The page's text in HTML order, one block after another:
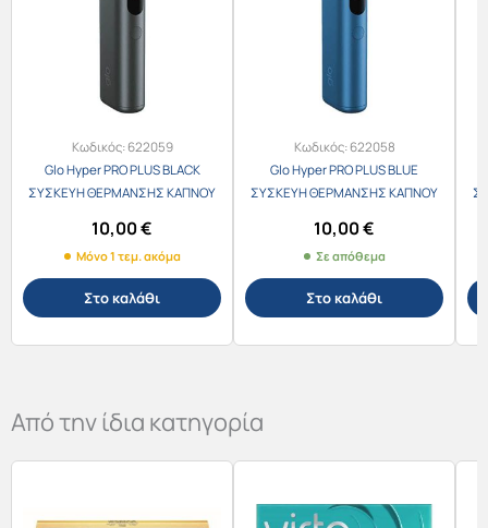
Κωδικός:622059
Glo Hyper PRO PLUS BLACK
ΣΥΣΚΕΥΗ ΘΕΡΜΑΝΣΗΣ ΚΑΠΝΟΥ
10,00€
Μόνο 1 τεμ. ακόμα
Στο καλάθι
Κωδικός:622058
Glo Hyper PRO PLUS BLUE
ΣΥΣΚΕΥΗ ΘΕΡΜΑΝΣΗΣ ΚΑΠΝΟΥ
10,00€
Σε απόθεμα
Στο καλάθι
Από την ίδια κατηγορία